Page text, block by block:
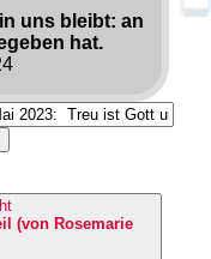
uns bleibt: an
hat.